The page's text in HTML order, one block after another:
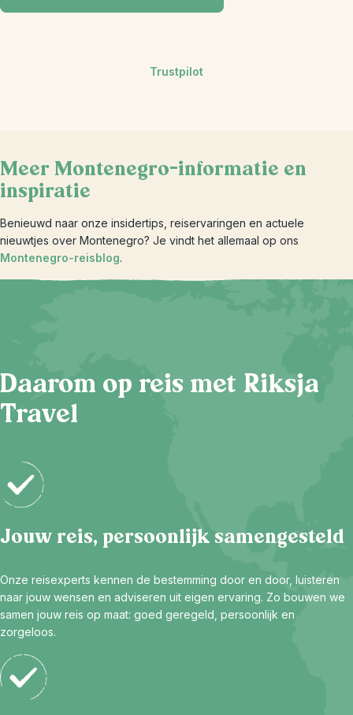
Trustpilot
Meer Montenegro-informatie en
inspiratie
Benieuwd naar onze insidertips, reiservaringen en actuele
nieuwtjes over Montenegro? Je vindt het allemaal op ons
Montenegro-reisblog.
Daarom op reis met Riksja
Travel
Jouw reis, persoonlijk samengesteld
Onze reisexperts kennen de bestemming door en door, luisteren
naar jouw wensen en adviseren uit eigen ervaring. Zo bouwen we
samen jouw reis op maat: goed geregeld, persoonlijk en
zorgeloos.